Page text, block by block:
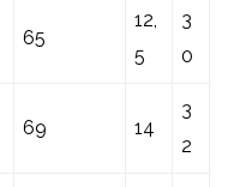
65
12,
5
3
0
69 14
3
2